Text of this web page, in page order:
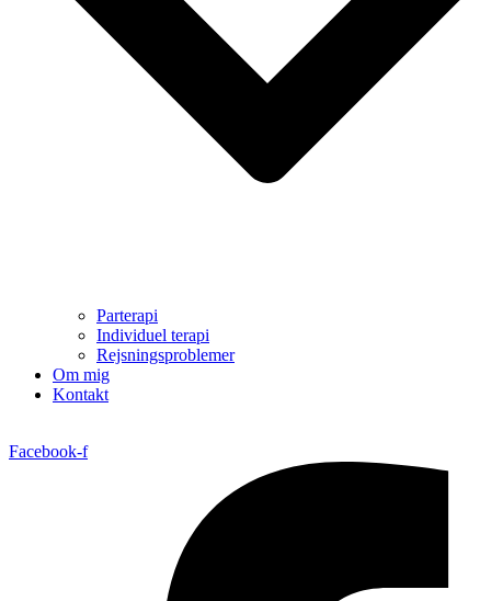
Parterapi
Individuel terapi
Rejsningsproblemer
Om mig
Kontakt
Facebook-f